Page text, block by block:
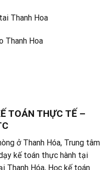
Thanh Hoa
Thanh Hoa
TOÁN THỰC TẾ –
ở Thanh Hóa, Trung tâm
kế toán thực hành tại
Thanh Hóa, Học kế toán